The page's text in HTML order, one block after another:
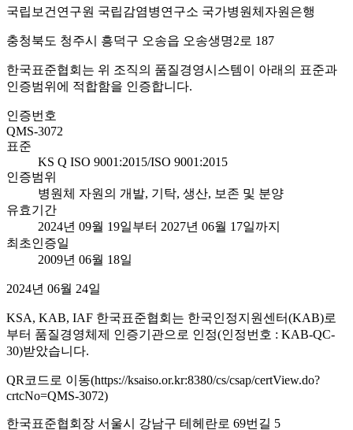
국립보건연구원 국립감염병연구소 국가병원체자원은행
충청북도 청주시 흥덕구 오송읍 오송생명2로 187
한국표준협회는 위 조직의 품질경영시스템이 아래의 표준과
인증범위에 적합함을 인증합니다.
인증번호
QMS-3072
표준
KS Q ISO 9001:2015/ISO 9001:2015
인증범위
병원체 자원의 개발, 기탁, 생산, 보존 및 분양
유효기간
2024년 09월 19일부터 2027년 06월 17일까지
최초인증일
2009년 06월 18일
2024년 06월 24일
KSA, KAB, IAF 한국표준협회는 한국인정지원센터(KAB)로
부터 품질경영체제 인증기관으로 인정(인정번호 : KAB-QC-
30)받았습니다.
QR코드로 이동(https://ksaiso.or.kr:8380/cs/csap/certView.do?
crtcNo=QMS-3072)
한국표준협회장 서울시 강남구 테헤란로 69번길 5